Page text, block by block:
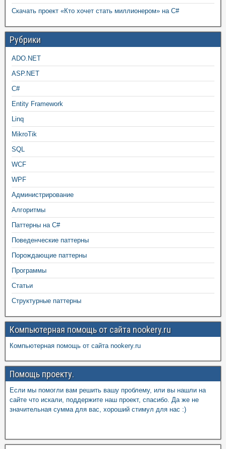
Скачать проект «Кто хочет стать миллионером» на C#
Рубрики
ADO.NET
ASP.NET
C#
Entity Framework
Linq
MikroTik
SQL
WCF
WPF
Администрирование
Алгоритмы
Паттерны на C#
Поведенческие паттерны
Порождающие паттерны
Программы
Статьи
Структурные паттерны
Компьютерная помощь от сайта nookery.ru
Компьютерная помощь от сайта nookery.ru
Помощь проекту.
Если мы помогли вам решить вашу проблему, или вы нашли на
сайте что искали, поддержите наш проект, спасибо. Да же не
значительная сумма для вас, хороший стимул для нас :)